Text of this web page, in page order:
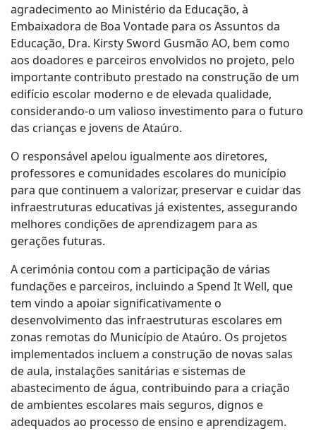
agradecimento ao Ministério da Educação, à
Embaixadora de Boa Vontade para os Assuntos da
Educação, Dra. Kirsty Sword Gusmão AO, bem como
aos doadores e parceiros envolvidos no projeto, pelo
importante contributo prestado na construção de um
edifício escolar moderno e de elevada qualidade,
considerando-o um valioso investimento para o futuro
das crianças e jovens de Ataúro.
O responsável apelou igualmente aos diretores,
professores e comunidades escolares do município
para que continuem a valorizar, preservar e cuidar das
infraestruturas educativas já existentes, assegurando
melhores condições de aprendizagem para as
gerações futuras.
A cerimónia contou com a participação de várias
fundações e parceiros, incluindo a Spend It Well, que
tem vindo a apoiar significativamente o
desenvolvimento das infraestruturas escolares em
zonas remotas do Município de Ataúro. Os projetos
implementados incluem a construção de novas salas
de aula, instalações sanitárias e sistemas de
abastecimento de água, contribuindo para a criação
de ambientes escolares mais seguros, dignos e
adequados ao processo de ensino e aprendizagem.